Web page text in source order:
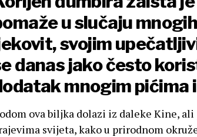
u slučaju
svojim
danas jako često
mnogim pićima
ova biljka dolazi iz daleke Kine,
svijeta, kako u prirodnom